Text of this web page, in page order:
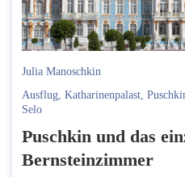
Julia Manoschkin
Ausflug, Katharinenpalast,
Selo
Puschkin und das
Bernsteinzimmer